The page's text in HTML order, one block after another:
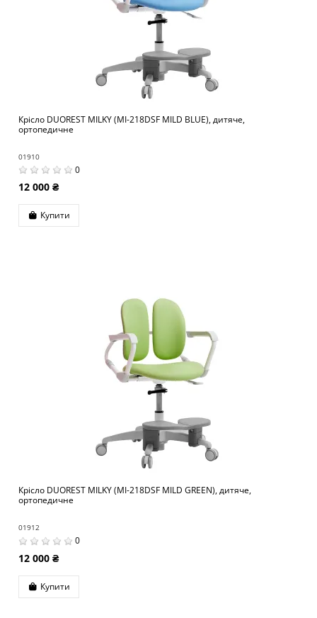
Крісло DUOREST MILKY (MI-218DSF MILD BLUE), дитяче,
ортопедичне
01910
0
12 000 ₴
Купити
Крісло DUOREST MILKY (MI-218DSF MILD GREEN), дитяче,
ортопедичне
01912
0
12 000 ₴
Купити